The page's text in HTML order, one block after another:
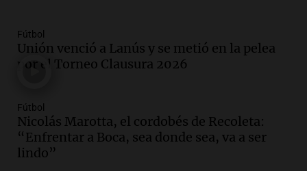
advierte Cofrutos
Panorama Federal
Episodios
mercado de Cofrutos
Panorama Federal
Episodios
Audio.
Fútbol
Unión venció a Lanús y se metió en la pelea
por el Torneo Clausura 2026
Fútbol
Nicolás Marotta, el cordobés de Recoleta:
“Enfrentar a Boca, sea donde sea, va a ser
lindo”